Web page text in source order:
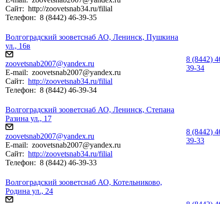
Сайт: http://zoovetsnab34.ru/filial
Телефон: 8 (8442) 46-39-35
Волгоградский зооветснаб АО, Ленинск, Пушкина
ул., 16в
zoovetsnab2007@yandex.ru
E-mail: zoovetsnab2007@yandex.ru
Сайт: http://zoovetsnab34.ru/filial
Телефон: 8 (8442) 46-39-34
8 (8442)
39-34
Волгоградский зооветснаб АО, Ленинск, Степана
Разина ул., 17
zoovetsnab2007@yandex.ru
E-mail: zoovetsnab2007@yandex.ru
Сайт: http://zoovetsnab34.ru/filial
Телефон: 8 (8442) 46-39-33
8 (8442)
39-33
Волгоградский зооветснаб АО, Котельниково,
Родина ул., 24